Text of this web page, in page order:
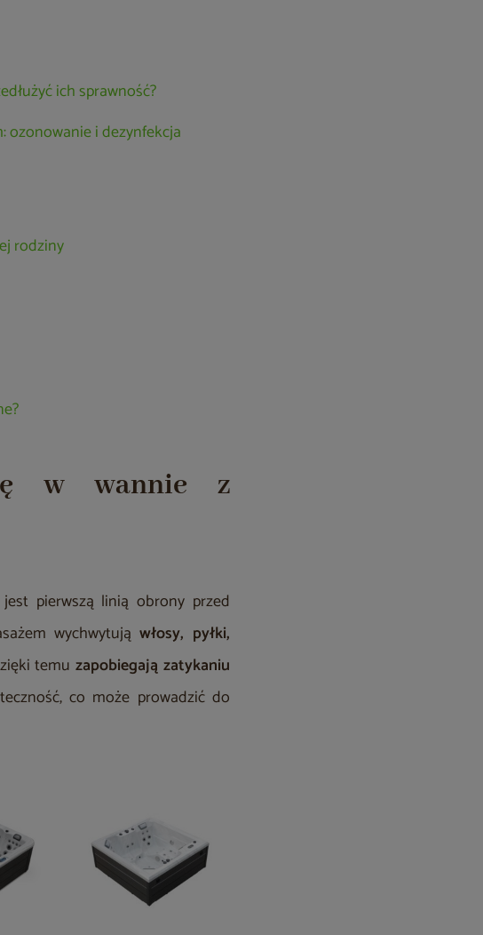
ich sprawność?
ozonowanie i dezynfekcja
rodziny
w wannie z
pierwszą linią obrony przed
wychwytująwłosy, pyłki,
temu zapobiegają zatykaniu
co może prowadzić do